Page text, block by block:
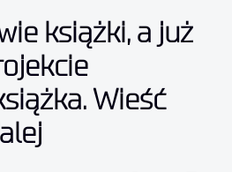
książki, a już
Wieść